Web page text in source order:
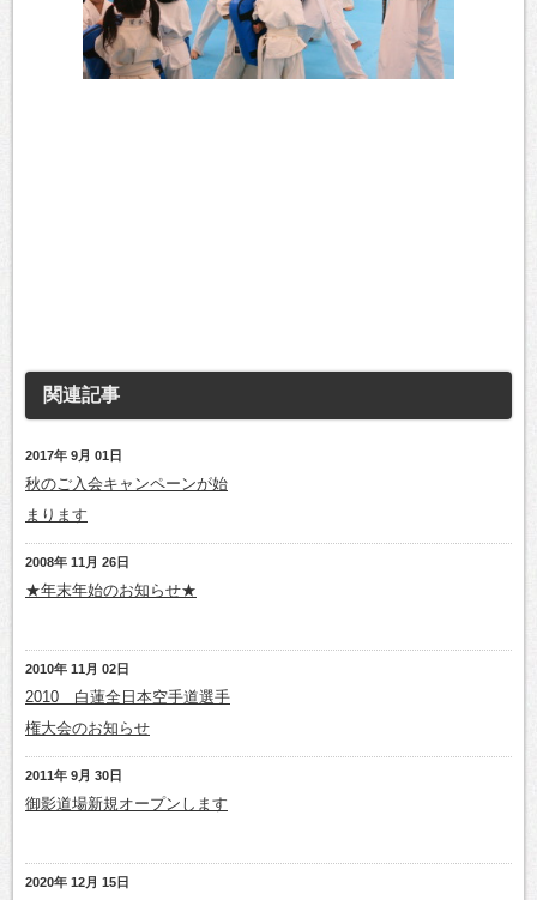
関連記事
2017年 9月 01日
秋のご入会キャンペーンが始
まります
2008年 11月 26日
★年末年始のお知らせ★
2010年 11月 02日
2010 白蓮全日本空手道選手
権大会のお知らせ
2011年 9月 30日
御影道場新規オープンします
2020年 12月 15日